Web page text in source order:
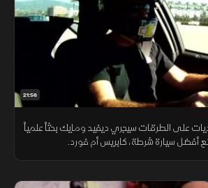
21:56
على الطرقات سيجري ديفيد ومايك بحثاً علمياً
شرطة، كابريس أم فورد.